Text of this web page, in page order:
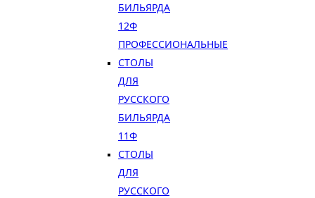
БИЛЬЯРДА
12Ф
ПРОФЕССИОНАЛЬНЫЕ
СТОЛЫ
ДЛЯ
РУССКОГО
БИЛЬЯРДА
11Ф
СТОЛЫ
ДЛЯ
РУССКОГО